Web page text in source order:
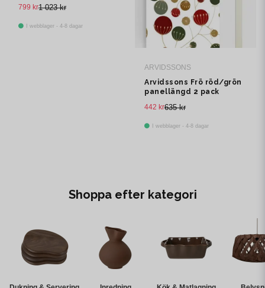
1 023 kr
799 kr
I webblager - 4-8 dagar
ARVIDSSONS
Arvidssons Frö röd/grön
panellängd 2 pack
635 kr
442 kr
I webblager - 4-8 dagar
Shoppa efter kategori